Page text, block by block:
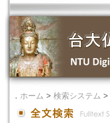
． ホーム > 検索システム >